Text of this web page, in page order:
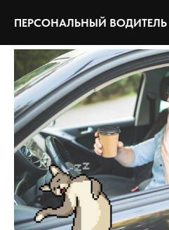
ПЕРСОНАЛЬНЫЙ ВОДИТЕЛЬ